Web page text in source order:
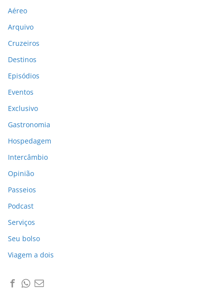
Aéreo
Arquivo
Cruzeiros
Destinos
Episódios
Eventos
Exclusivo
Gastronomia
Hospedagem
Intercâmbio
Opinião
Passeios
Podcast
Serviços
Seu bolso
Viagem a dois